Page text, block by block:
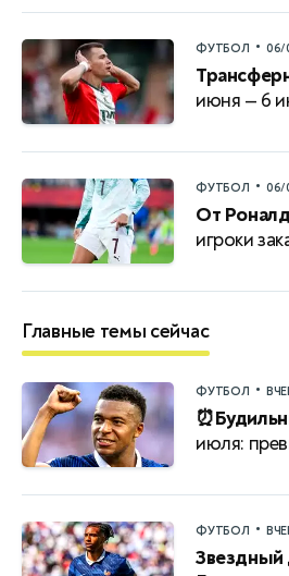
ФУТБОЛ • 06/
июня — 6
ФУТБОЛ • 06/
От
игроки
Главные темы сейчас
ФУТБОЛ •
июля:
ФУТБОЛ •
Звездный